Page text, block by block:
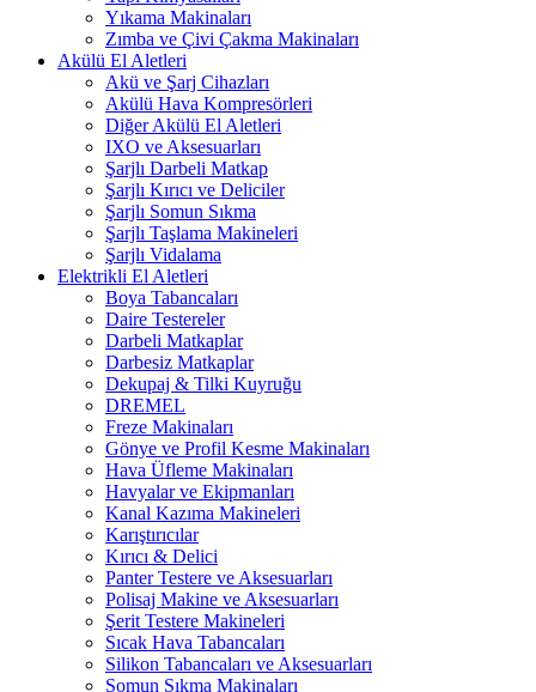
Yıkama Makinaları
Zımba ve Çivi Çakma Makinaları
Akülü El Aletleri
Akü ve Şarj Cihazları
Akülü Hava Kompresörleri
Diğer Akülü El Aletleri
IXO ve Aksesuarları
Şarjlı Darbeli Matkap
Şarjlı Kırıcı ve Deliciler
Şarjlı Somun Sıkma
Şarjlı Taşlama Makineleri
Şarjlı Vidalama
Elektrikli El Aletleri
Boya Tabancaları
Daire Testereler
Darbeli Matkaplar
Darbesiz Matkaplar
Dekupaj & Tilki Kuyruğu
DREMEL
Freze Makinaları
Gönye ve Profil Kesme Makinaları
Hava Üfleme Makinaları
Havyalar ve Ekipmanları
Kanal Kazıma Makineleri
Karıştırıcılar
Kırıcı & Delici
Panter Testere ve Aksesuarları
Polisaj Makine ve Aksesuarları
Şerit Testere Makineleri
Sıcak Hava Tabancaları
Silikon Tabancaları ve Aksesuarları
Somun Sıkma Makinaları